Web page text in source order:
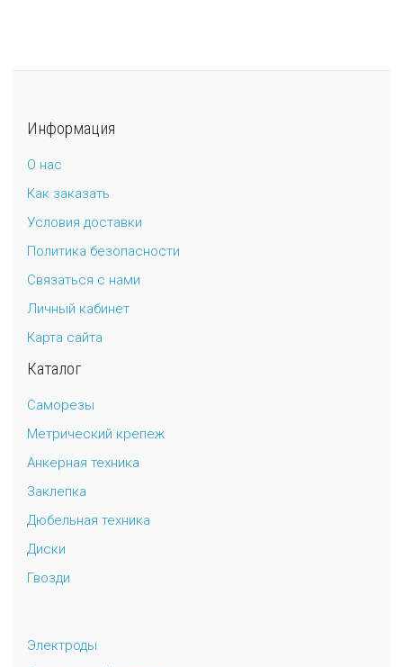
Информация
О нас
Как заказать
Условия доставки
Политика безопасности
Связаться с нами
Личный кабинет
Карта сайта
Каталог
Саморезы
Метрический крепеж
Анкерная техника
Заклепка
Дюбельная техника
Диски
Гвозди
Электроды